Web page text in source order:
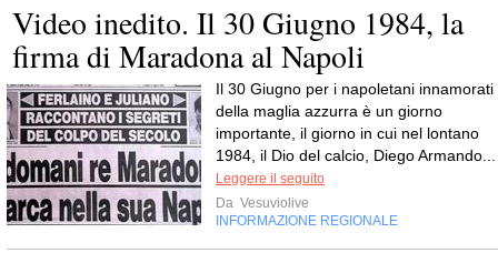
Video inedito. Il 30 Giugno 1984, la
firma di Maradona al Napoli
Il 30 Giugno per i napoletani innamorati
della maglia azzurra è un giorno
importante, il giorno in cui nel lontano
1984, il Dio del calcio, Diego Armando...
Leggere il seguito
Da Vesuviolive
INFORMAZIONE REGIONALE